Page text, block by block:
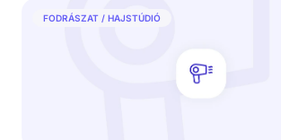
FODRÁSZAT / HAJSTÚDIÓ